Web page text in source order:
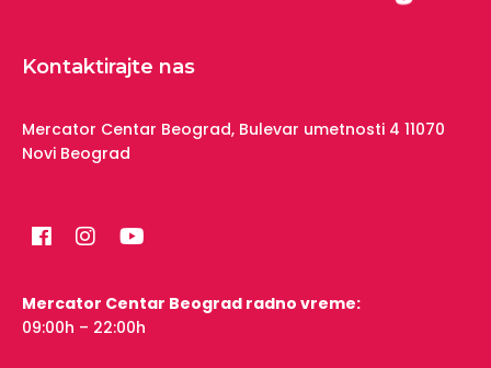
Kontaktirajte nas
Mercator Centar Beograd, Bulevar umetnosti 4 11070
Novi Beograd
Mercator Centar Beograd radno vreme:
09:00h – 22:00h